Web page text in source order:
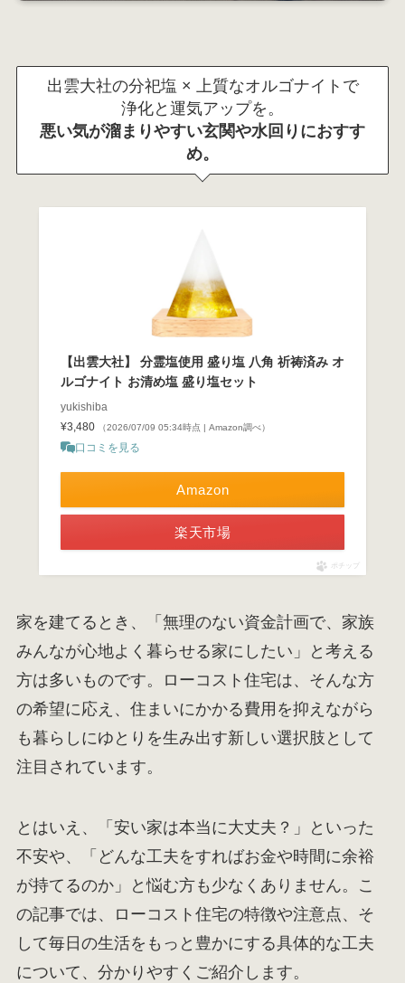
出雲大社の分祀塩 × 上質なオルゴナイトで
浄化と運気アップを。
悪い気が溜まりやすい玄関や水回りにおすす
め。
【出雲大社】 分霊塩使用 盛り塩 八角 祈祷済み オ
ルゴナイト お清め塩 盛り塩セット
yukishiba
¥3,480
（2026/07/09 05:34時点 | Amazon調べ）
口コミを見る
Amazon
楽天市場
ポチップ
家を建てるとき、「無理のない資金計画で、家族
みんなが心地よく暮らせる家にしたい」と考える
方は多いものです。ローコスト住宅は、そんな方
の希望に応え、住まいにかかる費用を抑えながら
も暮らしにゆとりを生み出す新しい選択肢として
注目されています。
とはいえ、「安い家は本当に大丈夫？」といった
不安や、「どんな工夫をすればお金や時間に余裕
が持てるのか」と悩む方も少なくありません。こ
の記事では、ローコスト住宅の特徴や注意点、そ
して毎日の生活をもっと豊かにする具体的な工夫
について、分かりやすくご紹介します。